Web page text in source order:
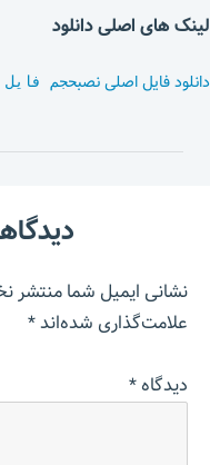
لینک های اصلی دانلود
دانلود فایل اصلی نصبحجم فایل 17.9 مگابایت
نشانی ایمیل شما منتشر
علامت‌گذاری شده‌اند*
دیدگاه*